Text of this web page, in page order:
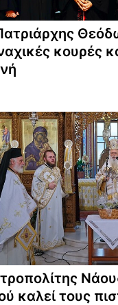
κουρές
καλεί τους